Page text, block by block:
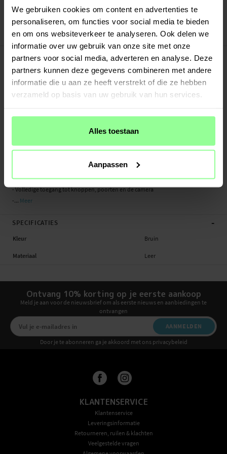
We gebruiken cookies om content en advertenties te
personaliseren, om functies voor social media te bieden
en om ons websiteverkeer te analyseren. Ook delen we
informatie over uw gebruik van onze site met onze
partners voor social media, adverteren en analyse. Deze
partners kunnen deze gegevens combineren met andere
informatie die u aan ze heeft verstrekt of die ze hebben
verzameld op basis van uw gebruik van hun services.
Alles toestaan
Aanpassen
Veilig betalen met Klarna of Paypal
Art number:26884 DG.MING
PRODUCTBESCHRIJVING -
2-in-1-hoesje bestaande uit een bookcoverhoesje met daarin een afneembare
magneet-backcase voor Samsung Galaxy S20 van DG.MING. Het hoesje heeft een
backcover hoesje om enkel je mobiel te gebruiken, bijvoorbeeld thuis of op
Aan de binnenkant van de voorflap is plek voor meerdere pasjes en wat
briefgeld of bonnetjes.
- Gemaakt van slijtvast en exclusief leer
- Magnetisch hoesje met slim losneembaar backcoverhoesje
- Volledige toegang tot knoppen, poorten en de camera
-... Meer
SPECIFICATIES -
Kleur Bruin
Materiaal Leer
Ontvang 10% korting op je eerste aankoop
Meld je aan voor de nieuwsbrief om als eerste nieuws en aanbiedingen te
ontvangen
AANMELDEN
Door je te abonneren ga je akkoord met ons privacybeleid
KLANTENSERVICE
Klantenservice
Leveringsinformatie
Retourneren, ruilen & klachten
Veelgestelde vragen